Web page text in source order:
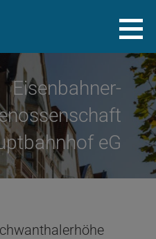
Eisenbahner-
eG